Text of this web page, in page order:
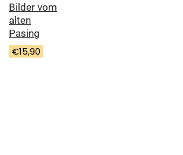
Bilder vom
alten
Pasing
€15,90